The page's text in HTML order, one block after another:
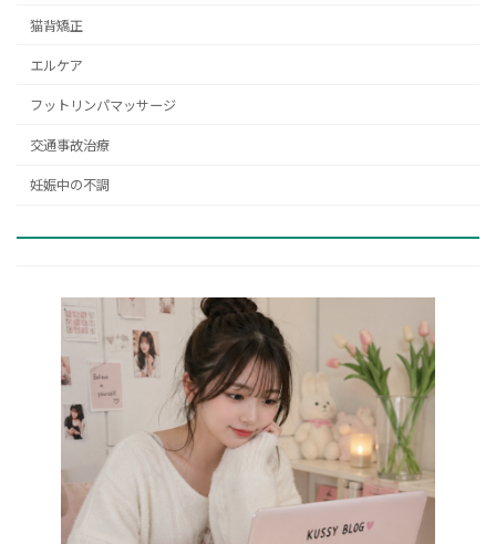
猫背矯正
エルケア
フットリンパマッサージ
交通事故治療
妊娠中の不調